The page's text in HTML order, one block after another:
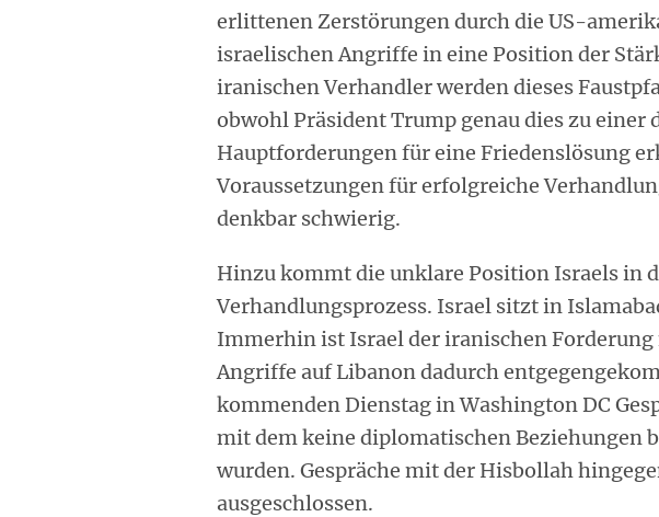
erlittenen Zerstörungen durch die US-
israelischen Angriffe in eine Position der
iranischen Verhandler werden dieses
obwohl Präsident Trump genau dies zu einer
Hauptforderungen für eine Friedenslösung
Voraussetzungen für erfolgreiche
denkbar schwierig.
Hinzu kommt die unklare Position Israels in
Verhandlungsprozess. Israel sitzt in
Immerhin ist Israel der iranischen
Angriffe auf Libanon dadurch
kommenden Dienstag in Washington DC
mit dem keine diplomatischen Beziehungen
wurden. Gespräche mit der Hisbollah
ausgeschlossen.